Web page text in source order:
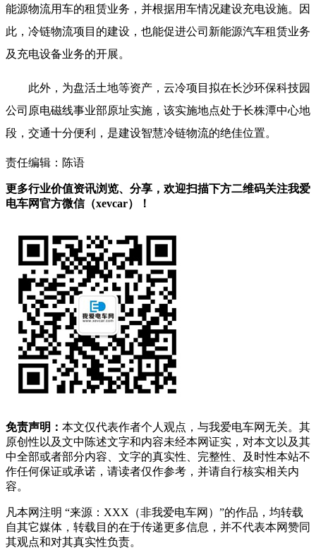
能源物流用车的租赁业务，并根据用车情况建设充电设施。因
此，冷链物流项目的建设，也能促进公司新能源汽车租赁业务
及充电设备业务的开展。
此外，为盘活土地等资产，云冷项目拟在长沙环保科技园
公司原电磁线事业部原址实施，该实施地点处于长株潭中心地
段，交通十分便利，是建设智慧冷链物流的绝佳位置。
责任编辑：陈语
更多行业价值资讯浏览、分享，欢迎扫描下方二维码关注我爱
电车网官方微信（xevcar）！
免责声明： 本文仅代表作者个人观点，与我爱电车网无关。其
原创性以及文中陈述文字和内容未经本网证实，对本文以及其
中全部或者部分内容、文字的真实性、完整性、及时性本站不
作任何保证或承诺，请读者仅作参考，并请自行核实相关内
容。
凡本网注明 “来源：XXX（非我爱电车网）”的作品，均转载
自其它媒体，转载目的在于传递更多信息，并不代表本网赞同
其观点和对其真实性负责。